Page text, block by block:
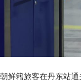
鲜籍旅客在丹东站通